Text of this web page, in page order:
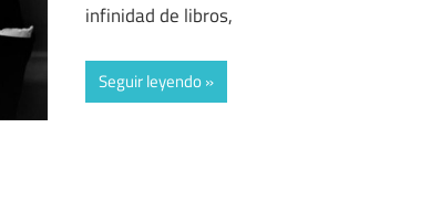
infinidad de libros,
Seguir leyendo